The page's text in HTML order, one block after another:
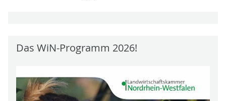
Das WiN-Programm 2026!